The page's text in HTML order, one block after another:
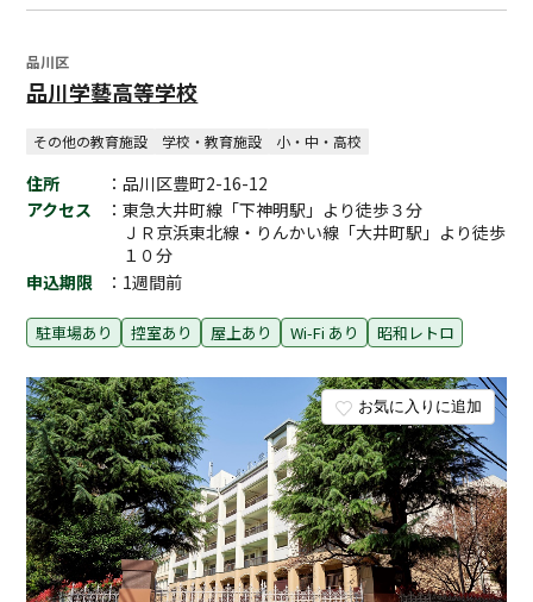
お気に入りに追加
品川区
品川学藝高等学校
その他の教育施設 学校・教育施設 小・中・高校
住所
：品川区豊町2-16-12
アクセス
：東急大井町線「下神明駅」より徒歩３分
ＪＲ京浜東北線・りんかい線「大井町駅」より徒歩
１０分
申込期限
：1週間前
駐車場あり 控室あり 屋上あり Wi-Fi あり 昭和レトロ